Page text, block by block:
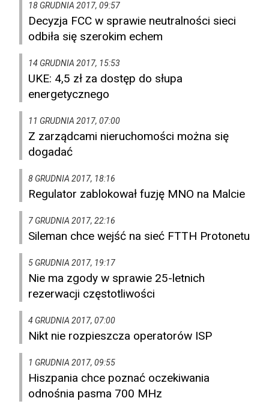
18 GRUDNIA 2017, 09:57
Decyzja FCC w sprawie neutralności sieci
odbiła się szerokim echem
14 GRUDNIA 2017, 15:53
UKE: 4,5 zł za dostęp do słupa
energetycznego
11 GRUDNIA 2017, 07:00
Z zarządcami nieruchomości można się
dogadać
8 GRUDNIA 2017, 18:16
Regulator zablokował fuzję MNO na Malcie
7 GRUDNIA 2017, 22:16
Sileman chce wejść na sieć FTTH Protonetu
5 GRUDNIA 2017, 19:17
Nie ma zgody w sprawie 25-letnich
rezerwacji częstotliwości
4 GRUDNIA 2017, 07:00
Nikt nie rozpieszcza operatorów ISP
1 GRUDNIA 2017, 09:55
Hiszpania chce poznać oczekiwania
odnośnia pasma 700 MHz